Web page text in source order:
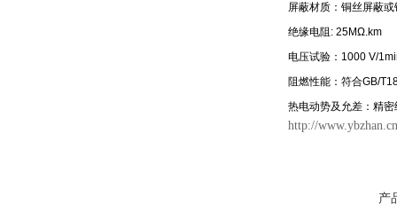
屏蔽材质：铜丝屏蔽
绝缘电阻: 25MΩ.km
电压试验：1000 V/
阻燃性能：符合GB/
热电动势及允差：精
http://
产